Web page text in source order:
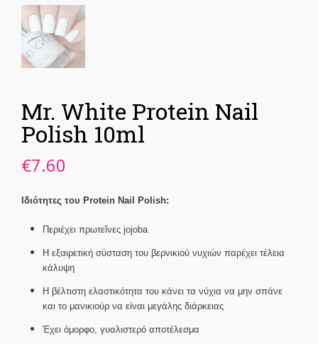
Mr. White Protein Nail
Polish 10ml
€7.60
Ιδιότητες του Protein Nail Polish:
Περιέχει πρωτεΐνες jojoba
Η εξαιρετική σύσταση του βερνικιού νυχιών παρέχει τέλεια
κάλυψη
Η βέλτιστη ελαστικότητα του κάνει τα νύχια να μην σπάνε
και το μανικιούρ να είναι μεγάλης διάρκειας
Έχει όμορφο, γυαλιστερό αποτέλεσμα